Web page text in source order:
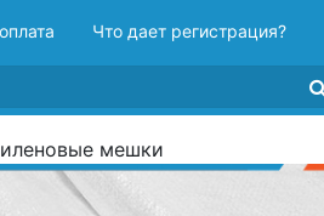
Что дает регистрация?
мешки